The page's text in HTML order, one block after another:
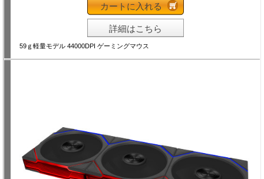
カートに入れる
詳細はこちら
59ｇ軽量モデル 44000DPI ゲーミングマウス